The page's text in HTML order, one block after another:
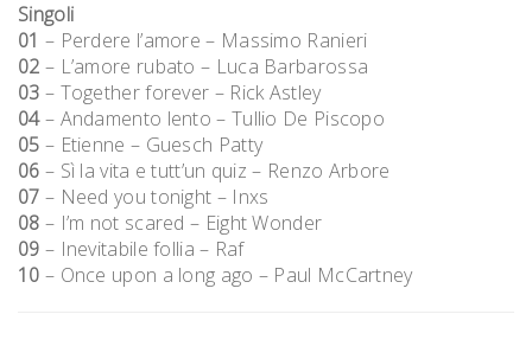
Singoli
01 – Perdere l’amore – Massimo Ranieri
02 – L’amore rubato – Luca Barbarossa
03 – Together forever – Rick Astley
04– Andamento lento – Tullio De Piscopo
05 – Etienne – Guesch Patty
06 – Sì la vita e tutt’un quiz – Renzo Arbore
07 – Need you tonight – Inxs
08 – I’m not scared – Eight Wonder
09 – Inevitabile follia – Raf
10 – Once upon a long ago – Paul McCartney